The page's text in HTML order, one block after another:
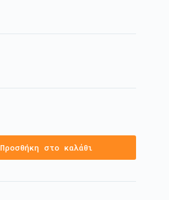
Προσθήκη στο καλάθι